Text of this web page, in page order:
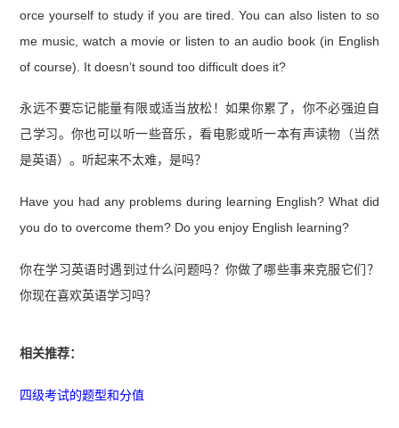
orce yourself to study if you are tired. You can also listen to so
me music, watch a movie or listen to an audio book (in English
of course). It doesn’t sound too difficult does it?
永远不要忘记能量有限或适当放松！如果你累了，你不必强迫自
己学习。你也可以听一些音乐，看电影或听一本有声读物（当然
是英语）。听起来不太难，是吗？
Have you had any problems during learning English? What did
you do to overcome them? Do you enjoy English learning?
你在学习英语时遇到过什么问题吗？你做了哪些事来克服它们？
你现在喜欢英语学习吗？
相关推荐：
四级考试的题型和分值